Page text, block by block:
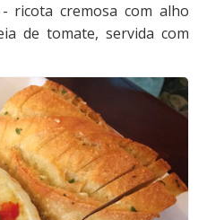
ricota cremosa com alho
de tomate, servida com